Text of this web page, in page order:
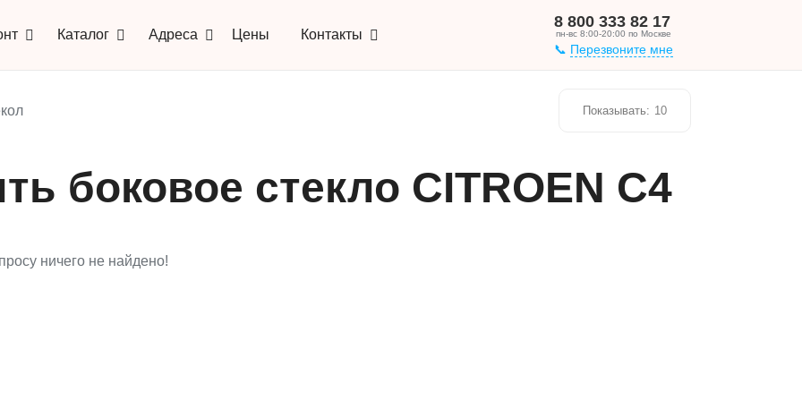
Каталог Адреса Цены Контакты
8 800 333 82 17
пн-вс 8:00-20:00 по Москве
Перезвоните мне
Показывать: 10
боковое стекло CITROEN C4
ничего не найдено!